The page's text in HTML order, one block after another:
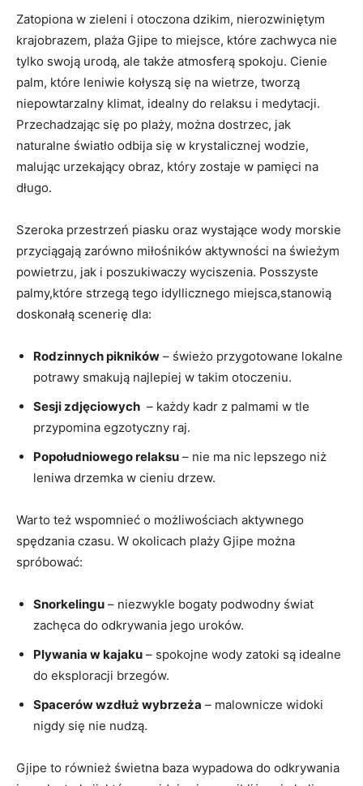
Zatopiona w zieleni⁤ i otoczona dzikim, nierozwiniętym
krajobrazem,⁤ plaża Gjipe to miejsce, które zachwyca nie
tylko swoją urodą, ale także atmosferą spokoju. Cienie
palm, które⁤ leniwie kołyszą​ się⁣ na wietrze, tworzą
niepowtarzalny klimat, idealny do relaksu i medytacji.
Przechadzając​ się po plaży, można‌ dostrzec, jak⁤
naturalne⁤ światło​ odbija ⁤się w krystalicznej wodzie,
malując urzekający obraz, który zostaje w pamięci na
długo.
Szeroka ⁣przestrzeń piasku oraz wystające wody morskie
przyciągają⁣ zarówno miłośników aktywności na świeżym
powietrzu, jak i poszukiwaczy wyciszenia. Posszyste
palmy,które⁣ strzegą​ tego idyllicznego miejsca,stanowią
doskonałą scenerię dla:
Rodzinnych pikników – świeżo przygotowane lokalne
potrawy ⁤smakują najlepiej w takim⁤ otoczeniu.
Sesji zdjęciowych ⁣ – ⁢każdy‌ kadr z palmami‌ w tle
przypomina ⁤egzotyczny raj.
Popołudniowego relaksu – nie ma⁣ nic lepszego ‌niż
leniwa drzemka ⁢w cieniu drzew.
Warto też wspomnieć o możliwościach aktywnego
spędzania ⁤czasu. W ⁢okolicach plaży⁢ Gjipe można
spróbować:
Snorkelingu ‍– niezwykle bogaty ⁤podwodny świat
zachęca do odkrywania jego uroków.
Plywania ‌w kajaku ⁣– spokojne⁢ wody ‍zatoki⁤ są idealne​
do eksploracji brzegów.
Spacerów wzdłuż wybrzeża ⁤–⁢ malownicze widoki⁢
nigdy⁤ się nie nudzą.
Gjipe to również świetna baza wypadowa​ do‌ odkrywania